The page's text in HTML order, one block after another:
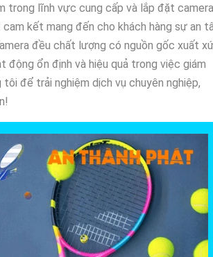
trong lĩnh vực cung cấp và lắp đặt camera
cam kết mang đến cho khách hàng sự an
đều chất lượng có nguồn gốc xuất
động ổn định và hiệu quả trong việc giám
để trải nghiệm dịch vụ chuyên nghiệp,